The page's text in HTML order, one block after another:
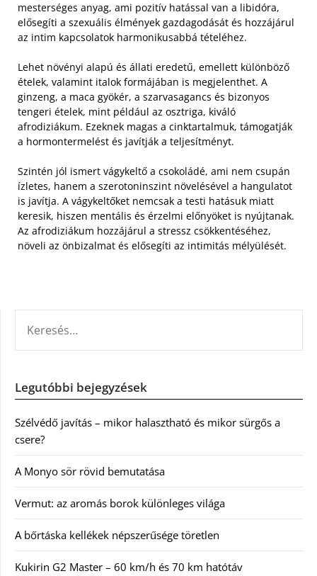
mesterséges anyag, ami pozitív hatással van a libidóra,
elősegíti a szexuális élmények gazdagodását és hozzájárul
az intim kapcsolatok harmonikusabbá tételéhez.
Lehet növényi alapú és állati eredetű, emellett különböző
ételek, valamint italok formájában is megjelenthet. A
ginzeng, a maca gyökér, a szarvasagancs és bizonyos
tengeri ételek, mint például az osztriga, kiváló
afrodiziákum. Ezeknek magas a cinktartalmuk, támogatják
a hormontermelést és javítják a teljesítményt.
Szintén jól ismert vágykeltő a csokoládé, ami nem csupán
ízletes, hanem a szerotoninszint növelésével a hangulatot
is javítja. A vágykeltőket nemcsak a testi hatásuk miatt
keresik, hiszen mentális és érzelmi előnyöket is nyújtanak.
Az afrodiziákum hozzájárul a stressz csökkentéséhez,
növeli az önbizalmat és elősegíti az intimitás mélyülését.
Legutóbbi bejegyzések
Szélvédő javítás – mikor halasztható és mikor sürgős a
csere?
A Monyo sör rövid bemutatása
Vermut: az aromás borok különleges világa
A bőrtáska kellékek népszerűsége töretlen
Kukirin G2 Master – 60 km/h és 70 km hatótáv